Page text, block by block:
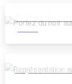
Portez du
juillet